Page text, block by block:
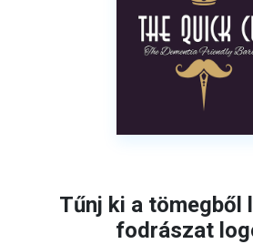
Tűnj ki a tömegből
fodrászat